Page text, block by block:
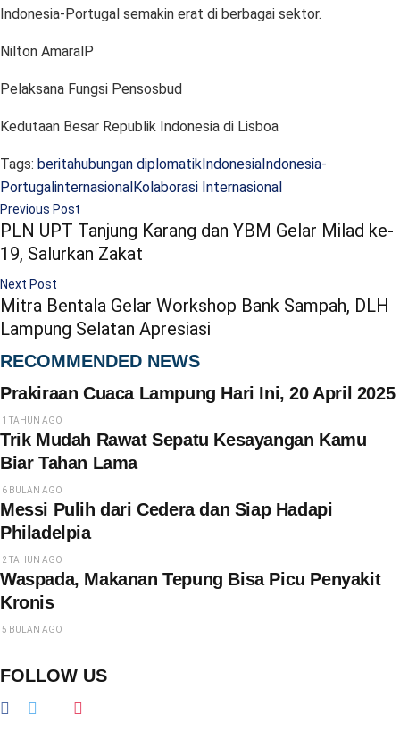
Indonesia-Portugal semakin erat di berbagai sektor.
Nilton AmaralP
Pelaksana Fungsi Pensosbud
Kedutaan Besar Republik Indonesia di Lisboa
Tags: beritahubungan diplomatikIndonesiaIndonesia-
PortugalinternasionalKolaborasi Internasional
Previous Post
PLN UPT Tanjung Karang dan YBM Gelar Milad ke-
19, Salurkan Zakat
Next Post
Mitra Bentala Gelar Workshop Bank Sampah, DLH
Lampung Selatan Apresiasi
RECOMMENDED NEWS
Prakiraan Cuaca Lampung Hari Ini, 20 April 2025
1 TAHUN AGO
Trik Mudah Rawat Sepatu Kesayangan Kamu
Biar Tahan Lama
6 BULAN AGO
Messi Pulih dari Cedera dan Siap Hadapi
Philadelpia
2 TAHUN AGO
Waspada, Makanan Tepung Bisa Picu Penyakit
Kronis
5 BULAN AGO
FOLLOW US